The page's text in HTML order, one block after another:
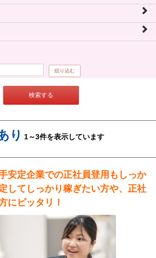
絞り込む
検索する
り 1～3件を表示しています
安定企業での正社員登用もしっか
してしっかり稼ぎたい方や、正社
にピッタリ！